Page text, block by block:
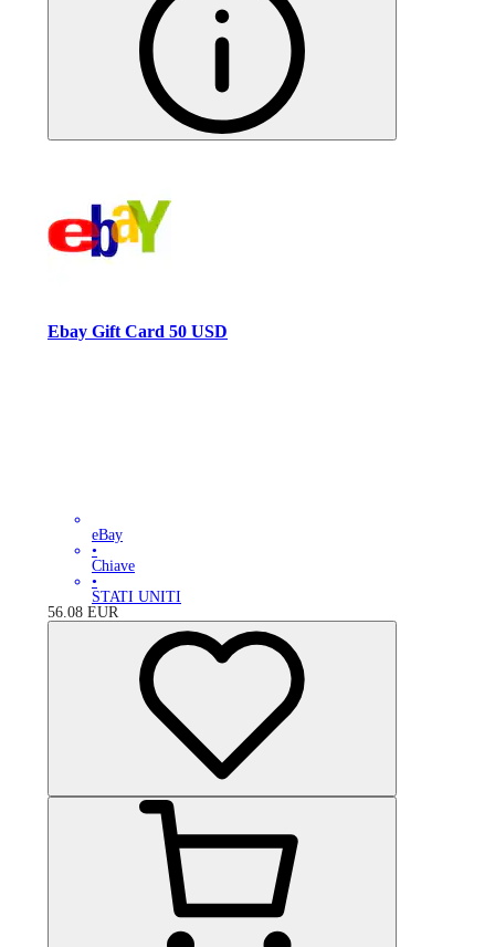
Ebay Gift Card 50 USD
eBay
•
Chiave
•
STATI UNITI
56.08 EUR